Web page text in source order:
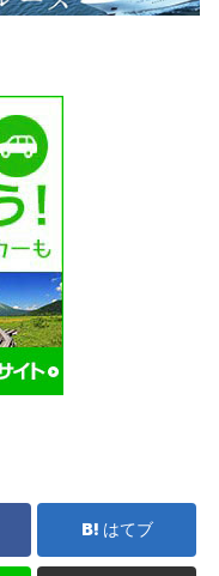
はてブ